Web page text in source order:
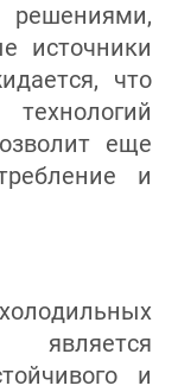
источники
что
еще
и
является
и